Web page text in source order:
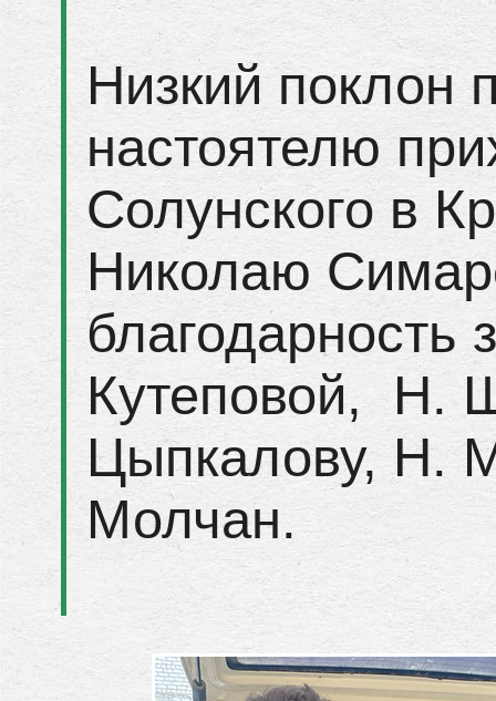
Низкий поклон
настоятелю
Солунского в
Николаю
Кутеповой, Н.
Цыпкалову, Н.
Молчан.